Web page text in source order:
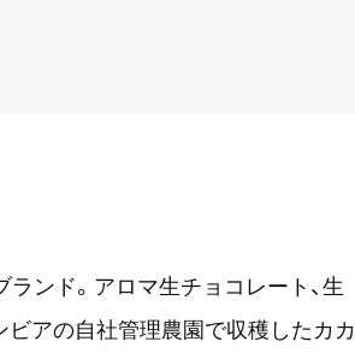
ンド。アロマ生チョコレート、生
ビアの自社管理農園で収穫したカカ